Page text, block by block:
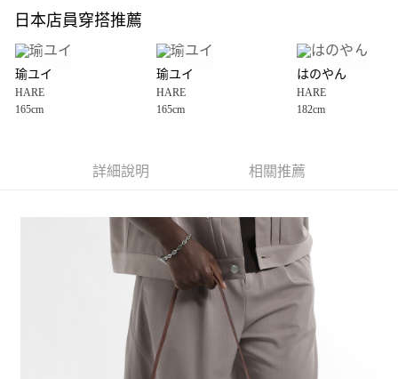
全盈+PAY
大哥付你分期
【大哥付你分期使用說明】
1.本服務由台灣大哥大提供，台灣大哥大用戶可立即使用無須另外申請。
2.付款方式選擇「大哥付你分期」，訂單成立後會自動跳轉到大哥付的交易
3.實際核准額度、可分期數及費用金額請依後續交易確認頁面所載為準。
4.訂單成立30分鐘內，如未前往確認交易或遇審核未通過，訂單將自動取
1.分期款項不併入電信帳單，「大哥付你分期」於每月結算日後寄送繳費提
2.透過簡訊連結打開帳單後，可選擇「超商條碼／台灣大直營門市／銀行轉
帳／街口支付／iPASS MONEY」等通路繳費。
1.本服務係由「台灣大哥大股份有限公司」（以下簡稱本公司）所提供，讓
用戶於交易時，得透過本服務購買商品或服務，並由商店將買賣／分期付款
買賣價金債權讓與本公司後，依約使用本公司帳單繳交帳款。
AFTEE先享後付
３．安心：先確認商品／服務後，再付款。
【「AFTEE先享後付」結帳流程】
１．於結帳方式選擇「AFTEE先享後付」後，將跳轉至「AFTEE先享後付」
結帳頁面，進行簡訊認證並確認金額後，即可完成結帳。
２．訂單成立數日內，您將收到繳費通知簡訊。
３．收到繳費通知簡訊後14天內，點擊此簡訊中的連結，可透過四大超商／
ATM／網路銀行／等多元方式進行付款，方視為交易完成。
※ 請注意：結帳手續完成當下不需立刻繳費，但若您需要取消訂單，請聯絡
購買商品的店家。未經商家同意取消之訂單仍視為有效，需透過AFTEE先享
每筆NT$80，滿NT$888(含以上)免運費
每筆NT$80，滿NT$888(含以上)免運費
每筆NT$80，滿NT$1,500(含以上)免運費
日本店員穿搭推薦
瑜ユイ
HARE
165cm
瑜ユイ
HARE
165cm
はのやん
HARE
182cm
詳細說明 相關推薦